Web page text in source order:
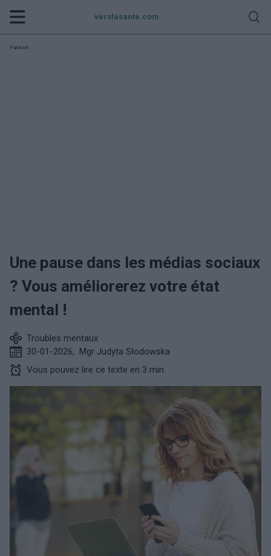
verslasante.com
Publicité:
Une pause dans les médias sociaux
? Vous améliorerez votre état
mental !
Troubles mentaux
30-01-2026, Mgr Judyta Słodowska
Vous pouvez lire ce texte en 3 min.